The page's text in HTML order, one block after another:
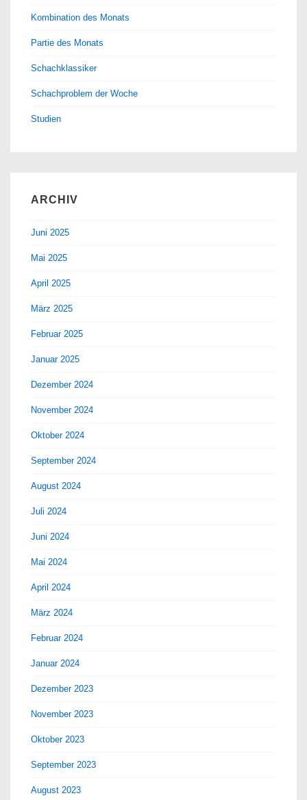
Kombination des Monats
Partie des Monats
Schachklassiker
Schachproblem der Woche
Studien
ARCHIV
Juni 2025
Mai 2025
April 2025
März 2025
Februar 2025
Januar 2025
Dezember 2024
November 2024
Oktober 2024
September 2024
August 2024
Juli 2024
Juni 2024
Mai 2024
April 2024
März 2024
Februar 2024
Januar 2024
Dezember 2023
November 2023
Oktober 2023
September 2023
August 2023